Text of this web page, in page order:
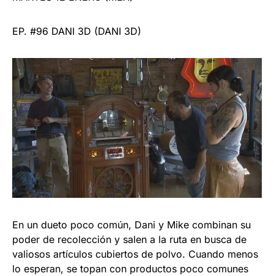
EP. #96 DANI 3D (DANI 3D)
En un dueto poco común, Dani y Mike combinan su
poder de recolección y salen a la ruta en busca de
valiosos artículos cubiertos de polvo. Cuando menos
lo esperan, se topan con productos poco comunes